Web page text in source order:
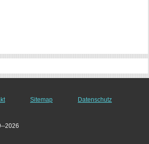
Sitemap Datenschutz
2026